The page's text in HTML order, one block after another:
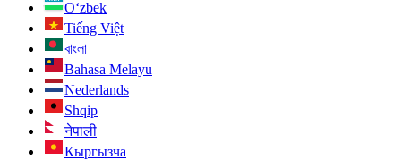
O‘zbek
Tiếng Việt
বাংলা
Bahasa Melayu
Nederlands
Shqip
नेपाली
Кыргызча